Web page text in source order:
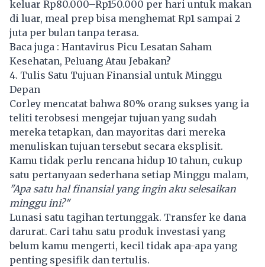
keluar Rp80.000–Rp150.000 per hari untuk makan
di luar, meal prep bisa menghemat Rp1 sampai 2
juta per bulan tanpa terasa.
Baca juga : Hantavirus Picu Lesatan Saham
Kesehatan, Peluang Atau Jebakan?
4. Tulis Satu Tujuan Finansial untuk Minggu
Depan
Corley mencatat bahwa 80% orang sukses yang ia
teliti terobsesi mengejar tujuan yang sudah
mereka tetapkan, dan mayoritas dari mereka
menuliskan tujuan tersebut secara eksplisit.
Kamu tidak perlu rencana hidup 10 tahun, cukup
satu pertanyaan sederhana setiap Minggu malam,
"Apa satu hal finansial yang ingin aku selesaikan
minggu ini?"
Lunasi satu tagihan tertunggak. Transfer ke dana
darurat. Cari tahu satu produk investasi yang
belum kamu mengerti, kecil tidak apa-apa yang
penting spesifik dan tertulis.